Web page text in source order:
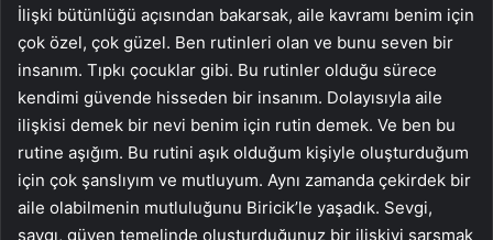
İlişki bütünlüğü açısından bakarsak, aile kavramı benim için
çok özel, çok güzel. Ben rutinleri olan ve bunu seven bir
insanım. Tıpkı çocuklar gibi. Bu rutinler olduğu sürece
kendimi güvende hisseden bir insanım. Dolayısıyla aile
ilişkisi demek bir nevi benim için rutin demek. Ve ben bu
rutine aşığım. Bu rutini aşık olduğum kişiyle oluşturduğum
için çok şanslıyım ve mutluyum. Aynı zamanda çekirdek bir
aile olabilmenin mutluluğunu Biricik’le yaşadık. Sevgi,
saygı, güven temelinde oluşturduğunuz bir ilişkiyi sarsmak